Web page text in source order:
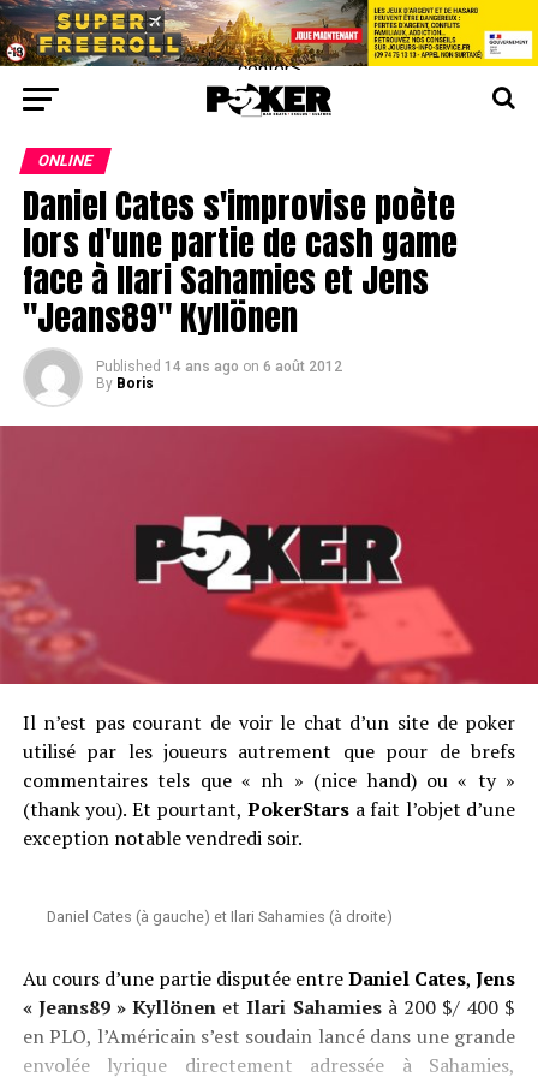
center>
ONLINE
Daniel Cates s'improvise poète
lors d'une partie de cash game
face à Ilari Sahamies et Jens
"Jeans89" Kyllönen
Published 14 ans ago on 6 août 2012
By Boris
Il n’est pas courant de voir le chat d’un site de poker
utilisé par les joueurs autrement que pour de brefs
commentaires tels que « nh » (nice hand) ou « ty »
(thank you). Et pourtant, PokerStarsa fait l’objet d’une
exception notable vendredi soir.
Daniel Cates (à gauche) et Ilari Sahamies (à droite)
Au cours d’une partie disputée entreDaniel Cates,Jens
« Jeans89 » Kyllönen etIlari Sahamiesà 200 $/ 400 $
en PLO, l’Américain s’est soudain lancé dans une grande
envolée lyrique directement adressée à Sahamies,